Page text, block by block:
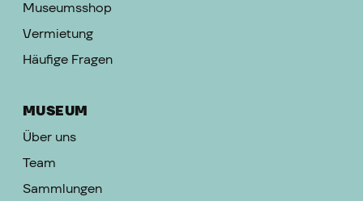
Museumsshop
Vermietung
Häufige Fragen
MUSEUM
Über uns
Team
Sammlungen